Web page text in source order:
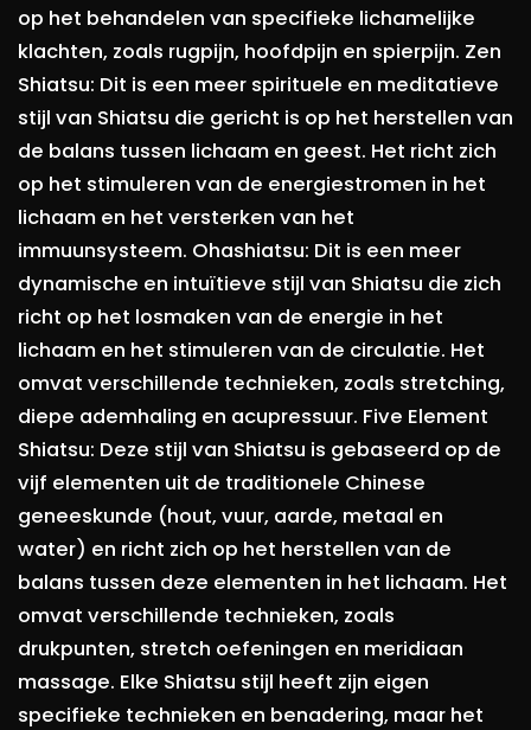
op het behandelen van specifieke lichamelijke
klachten, zoals rugpijn, hoofdpijn en spierpijn. Zen
Shiatsu: Dit is een meer spirituele en meditatieve
stijl van Shiatsu die gericht is op het herstellen van
de balans tussen lichaam en geest. Het richt zich
op het stimuleren van de energiestromen in het
lichaam en het versterken van het
immuunsysteem. Ohashiatsu: Dit is een meer
dynamische en intuïtieve stijl van Shiatsu die zich
richt op het losmaken van de energie in het
lichaam en het stimuleren van de circulatie. Het
omvat verschillende technieken, zoals stretching,
diepe ademhaling en acupressuur. Five Element
Shiatsu: Deze stijl van Shiatsu is gebaseerd op de
vijf elementen uit de traditionele Chinese
geneeskunde (hout, vuur, aarde, metaal en
water) en richt zich op het herstellen van de
balans tussen deze elementen in het lichaam. Het
omvat verschillende technieken, zoals
drukpunten, stretch oefeningen en meridiaan
massage. Elke Shiatsu stijl heeft zijn eigen
specifieke technieken en benadering, maar het